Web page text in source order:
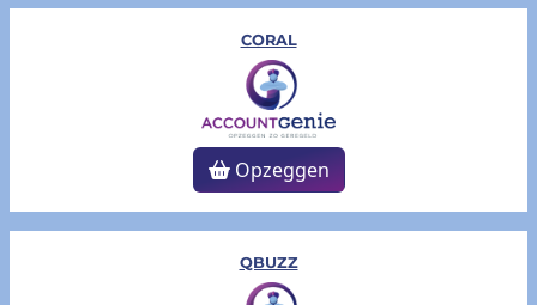
CORAL
Opzeggen
QBUZZ